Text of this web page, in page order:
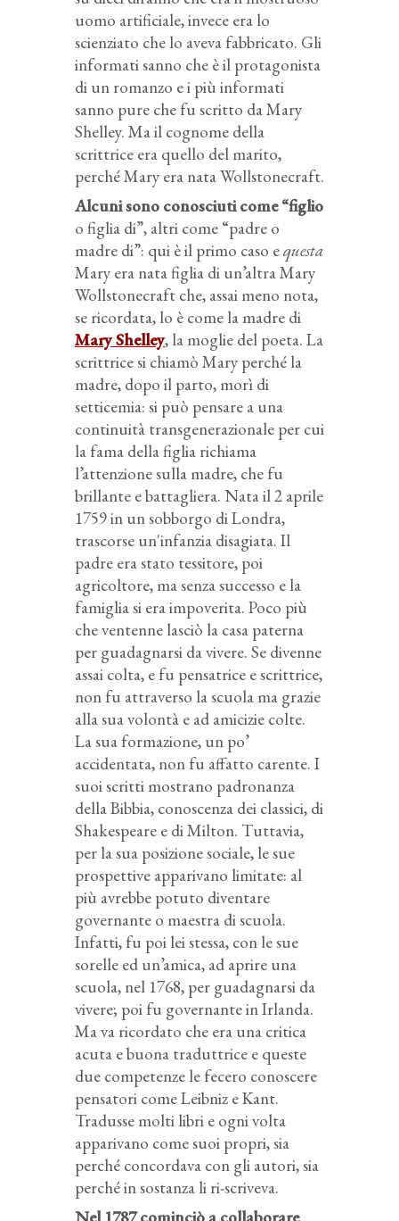
uomo artificiale, invece era lo
scienziato che lo aveva fabbricato. Gli
informati sanno che è il protagonista
di un romanzo e i più informati
sanno pure che fu scritto da Mary
Shelley. Ma il cognome della
scrittrice era quello del marito,
perché Mary era nata Wollstonecraft.
Alcuni sono conosciuti come “figlio
o figlia di”, altri come “padre o
madre di”: qui è il primo caso equesta
Mary era nata figlia di un’altra Mary
Wollstonecraft che, assai meno nota,
se ricordata, lo è come la madre di
Mary Shelley, la moglie del poeta. La
scrittrice si chiamò Mary perché la
madre, dopo il parto, morì di
setticemia: si può pensare a una
continuità transgenerazionale per cui
la fama della figlia richiama
l’attenzione sulla madre, che fu
brillante e battagliera. Nata il 2 aprile
1759 in un sobborgo di Londra,
trascorse un'infanzia disagiata. Il
padre era stato tessitore, poi
agricoltore, ma senza successo e la
famiglia si era impoverita. Poco più
che ventenne lasciò la casa paterna
per guadagnarsi da vivere. Se divenne
assai colta, e fu pensatrice e scrittrice,
non fu attraverso la scuola ma grazie
alla sua volontà e ad amicizie colte.
La sua formazione, un po’
accidentata, non fu affatto carente. I
suoi scritti mostrano padronanza
della Bibbia, conoscenza dei classici, di
Shakespeare e di Milton. Tuttavia,
per la sua posizione sociale, le sue
prospettive apparivano limitate: al
più avrebbe potuto diventare
governante o maestra di scuola.
Infatti, fu poi lei stessa, con le sue
sorelle ed un’amica, ad aprire una
scuola, nel 1768, per guadagnarsi da
vivere; poi fu governante in Irlanda.
Ma va ricordato che era una critica
acuta e buona traduttrice e queste
due competenze le fecero conoscere
pensatori come Leibniz e Kant.
Tradusse molti libri e ogni volta
apparivano come suoi propri, sia
perché concordava con gli autori, sia
perché in sostanza li ri-scriveva.